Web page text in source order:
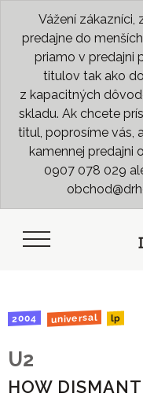
Vážení zákazníci,
predajne do
priamo v predajni
titulov tak ako
z kapacitných
skladu. Ak chcete
titul, poprosíme vás,
kamennej predajni
0907 078 029
2004 universal lp
U2
HOW